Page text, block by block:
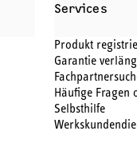
Services
Produkt
Garantie
Häufige Fragen
Selbsthilfe